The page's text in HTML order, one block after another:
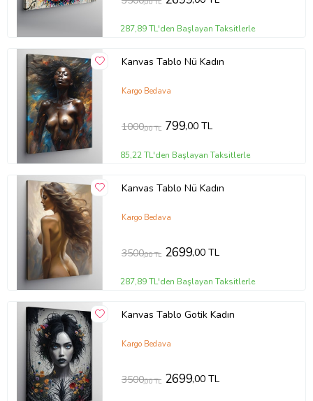
,00 TL
287,89 TL'den Başlayan Taksitlerle
Kanvas Tablo Nü Kadın
Kargo Bedava
1000,00 TL 799,00 TL
85,22 TL'den Başlayan Taksitlerle
Kanvas Tablo Nü Kadın
Kargo Bedava
3500,00 TL 2699,00 TL
287,89 TL'den Başlayan Taksitlerle
Kanvas Tablo Gotik Kadın
Kargo Bedava
3500,00 TL 2699,00 TL